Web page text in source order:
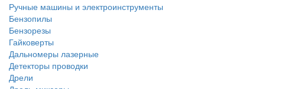
Ручные машины и электроинструменты
Бензопилы
Бензорезы
Гайковерты
Дальномеры лазерные
Детекторы проводки
Дрели